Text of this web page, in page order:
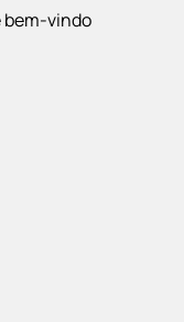
bem-vindo